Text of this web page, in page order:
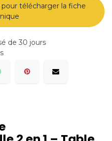
télécharger la fiche
de 30 jours